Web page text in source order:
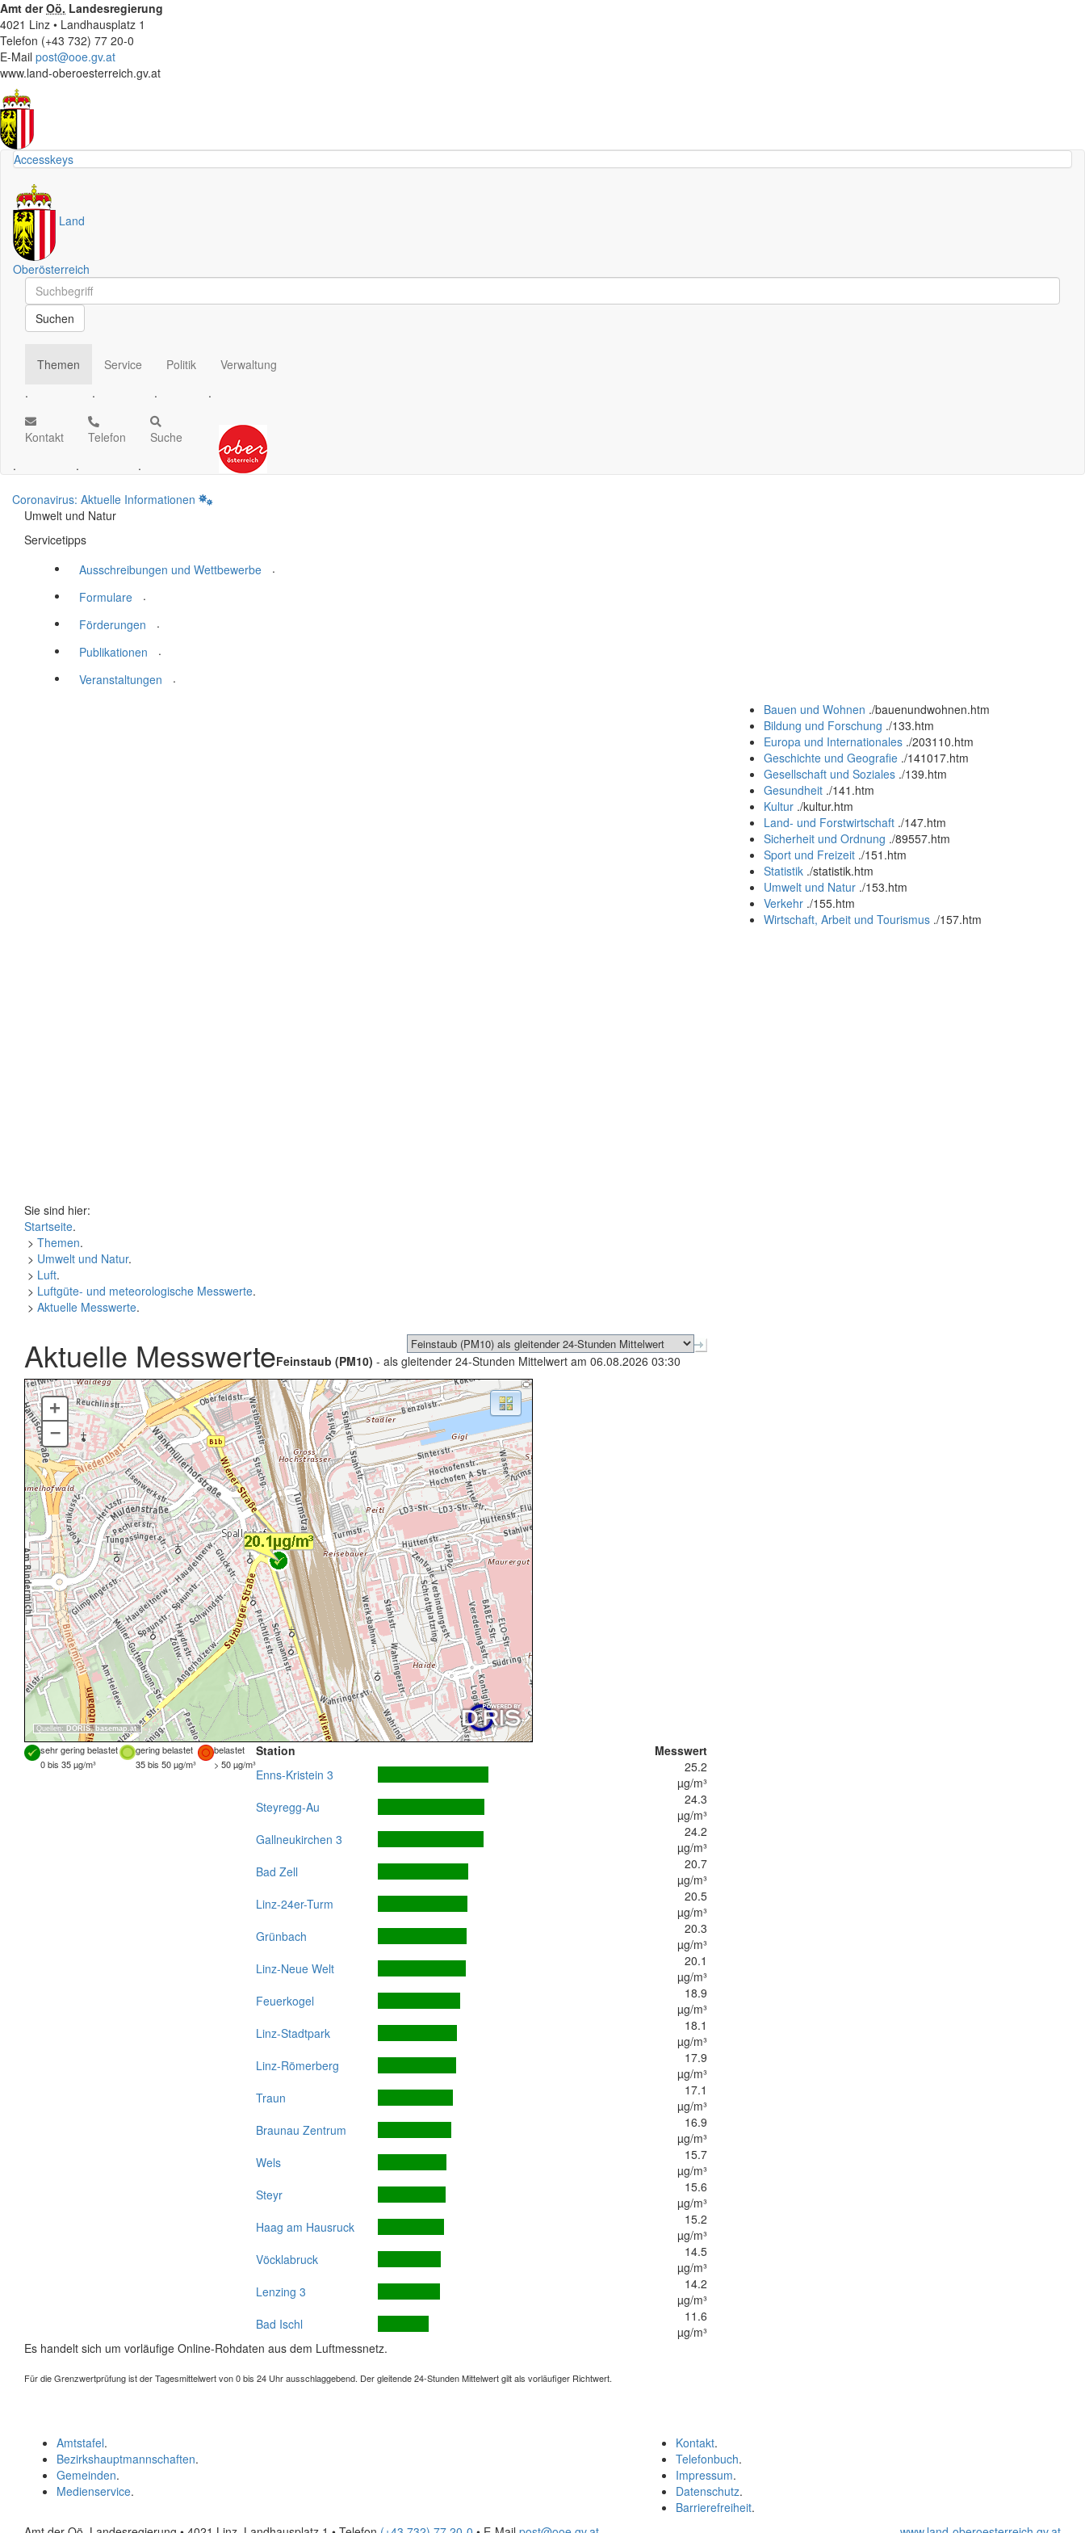
Amt derOö. Landesregierung
4021 Linz • Landhausplatz 1
Telefon (+43 732) 77 20-0
E-Mail post@ooe.gv.at
www.land-oberoesterreich.gv.at
Accesskeys
Land
Oberösterreich
Schnellsuche
Schnellsuche
Suchen
Themen
.
Service
.
Politik
.
Verwaltung
.
Kontakt
.
Telefon
.
Suche
.
Coronavirus: Aktuelle Informationen
Umwelt und Natur
Servicetipps
Ausschreibungen und Wettbewerbe
.
Formulare
.
Förderungen
.
Publikationen
.
Veranstaltungen
.
Bauen und Wohnen ./bauenundwohnen.htm
Bildung und Forschung ./133.htm
Europa und Internationales ./203110.htm
Geschichte und Geografie ./141017.htm
Gesellschaft und Soziales ./139.htm
Gesundheit ./141.htm
Kultur ./kultur.htm
Land- und Forstwirtschaft ./147.htm
Sicherheit und Ordnung ./89557.htm
Sport und Freizeit ./151.htm
Statistik ./statistik.htm
Umwelt und Natur ./153.htm
Verkehr ./155.htm
Wirtschaft, Arbeit und Tourismus ./157.htm
Sie sind hier:
Startseite.
> Themen.
> Umwelt und Natur.
> Luft.
> Luftgüte- und meteorologische Messwerte.
> Aktuelle Messwerte.
Aktuelle MesswerteFeinstaub (PM10) - als gleitender 24-Stunden Mittelwert am 06.08.2026 03:30
Quellen: DORIS, basemap.at
+
–
sehr gering belastet gering belastet
belastet
0 bis 35 µg/m³
35 bis 50 µg/m³ > 50 µg/m³
Station
Messwert
Enns-Kristein 3
25.2
µg/m³
Steyregg-Au
24.3
µg/m³
Gallneukirchen 3
24.2
µg/m³
Bad Zell
20.7
µg/m³
Linz-24er-Turm
20.5
µg/m³
Grünbach
20.3
µg/m³
Linz-Neue Welt
20.1
µg/m³
Feuerkogel
18.9
µg/m³
Linz-Stadtpark
18.1
µg/m³
Linz-Römerberg
17.9
µg/m³
Traun
17.1
µg/m³
Braunau Zentrum
16.9
µg/m³
Wels
15.7
µg/m³
Steyr
15.6
µg/m³
Haag am Hausruck
15.2
µg/m³
Vöcklabruck
14.5
µg/m³
Lenzing 3
14.2
µg/m³
Bad Ischl
11.6
µg/m³
Es handelt sich um vorläufige Online-Rohdaten aus dem Luftmessnetz.
Für die Grenzwertprüfung ist der Tagesmittelwert von 0 bis 24 Uhr ausschlaggebend. Der gleitende 24-Stunden Mittelwert gilt als vorläufiger Richtwert.
Kontakt.
Telefonbuch.
Impressum.
Datenschutz.
Barrierefreiheit.
Amtstafel.
Bezirkshauptmannschaften.
Gemeinden.
Medienservice.